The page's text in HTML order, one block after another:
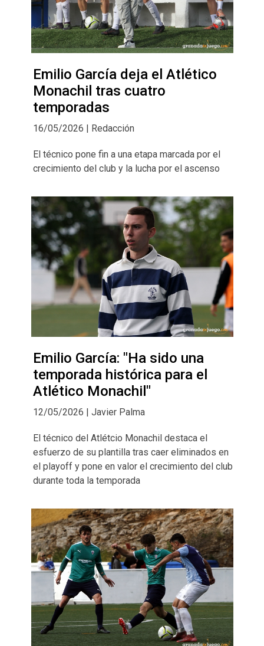
Emilio García deja el Atlético
Monachil tras cuatro
temporadas
16/05/2026 | Redacción
El técnico pone fin a una etapa marcada por el
crecimiento del club y la lucha por el ascenso
Emilio García: "Ha sido una
temporada histórica para el
Atlético Monachil"
12/05/2026 | Javier Palma
El técnico del Atlétcio Monachil destaca el
esfuerzo de su plantilla tras caer eliminados en
el playoff y pone en valor el crecimiento del club
durante toda la temporada